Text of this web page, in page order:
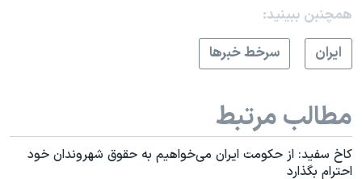
همچنبن ببینید:
ايران
سرخط خبرها
مطالب مرتبط
کاخ سفید: از حکومت ایران می‌خواهیم به حقوق شهروندان خود
احترام بگذارد